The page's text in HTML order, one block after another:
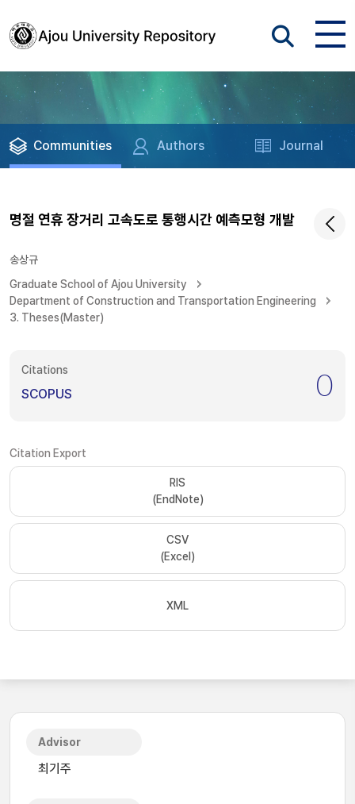
Communities Authors Journal
명절 연휴 장거리 고속도로 통행시간 예측모형 개발
송상규
Graduate School of Ajou University
Department of Construction and Transportation Engineering
3. Theses(Master)
Citations
SCOPUS 0
Citation Export
RIS
(EndNote)
CSV
(Excel)
XML
Advisor
최기주